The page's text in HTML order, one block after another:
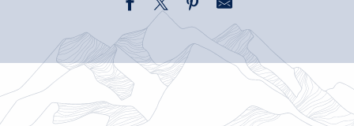
BUDGETS ET FINANCES